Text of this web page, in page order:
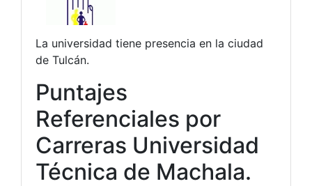
La universidad tiene presencia en la ciudad
de Tulcán.
Puntajes
Referenciales por
Carreras Universidad
Técnica de Machala.